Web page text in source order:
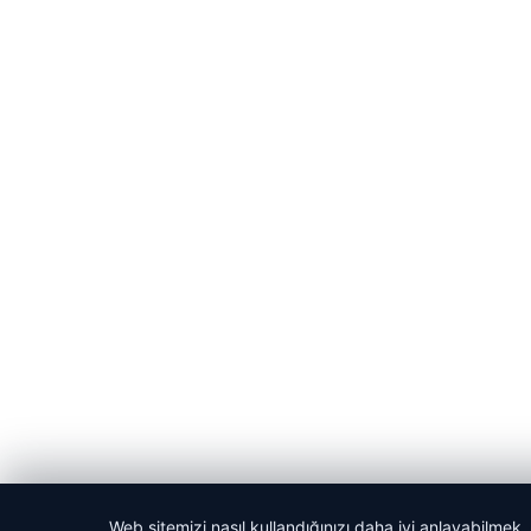
Web sitemizi nasıl kullandığınızı daha iyi